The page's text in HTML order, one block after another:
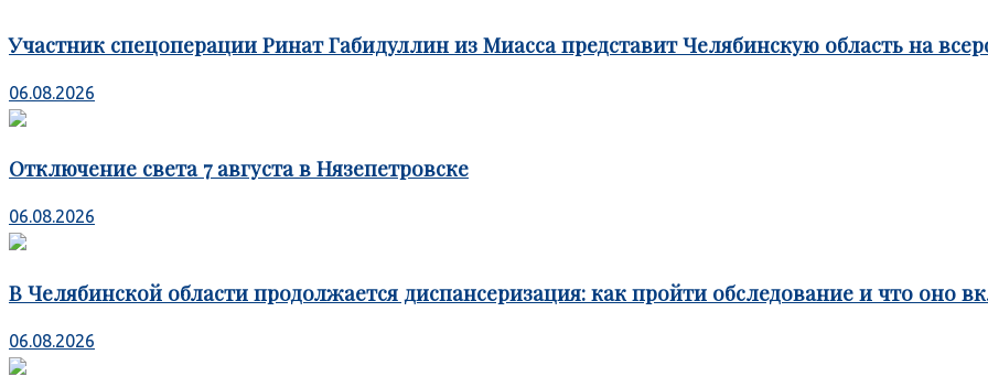
Участник спецоперации Ринат Габидуллин из Миасса представит Челябинскую область на
06.08.2026
Отключение света 7 августа в Нязепетровске
06.08.2026
В Челябинской области продолжается диспансеризация: как пройти обследование и что оно
06.08.2026